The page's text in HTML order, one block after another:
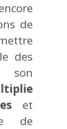
de
des
son
et
de